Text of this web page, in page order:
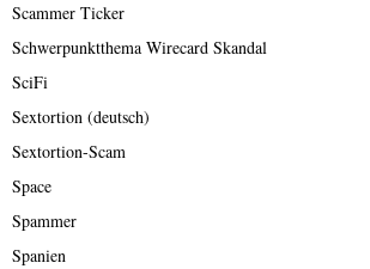
Scammer Ticker
Schwerpunktthema Wirecard Skandal
SciFi
Sextortion (deutsch)
Sextortion-Scam
Space
Spammer
Spanien